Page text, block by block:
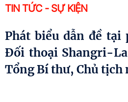
TIN TỨC - SỰ KIỆN
Phát biểu dẫn đề tại phiên khai mạc
Đối thoại Shangri-
Tổng Bí thư, Chủ tịch